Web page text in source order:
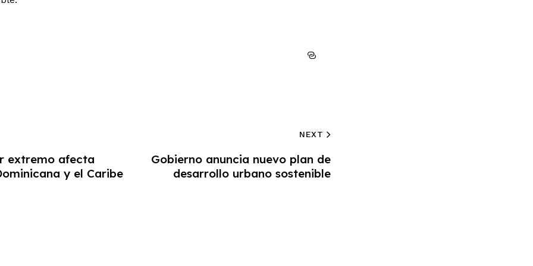
extremo afecta
y el Caribe
NEXT
Gobierno anuncia nuevo plan de
desarrollo urbano sostenible